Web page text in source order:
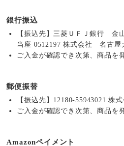
銀行振込
【振込先】三菱ＵＦＪ銀行 金
当座 0512197 株式会社 名古屋
ご入金が確認でき次第、商品を
郵便振替
【振込先】12180-55943021 株
ご入金が確認でき次第、商品を
Amazonペイメント